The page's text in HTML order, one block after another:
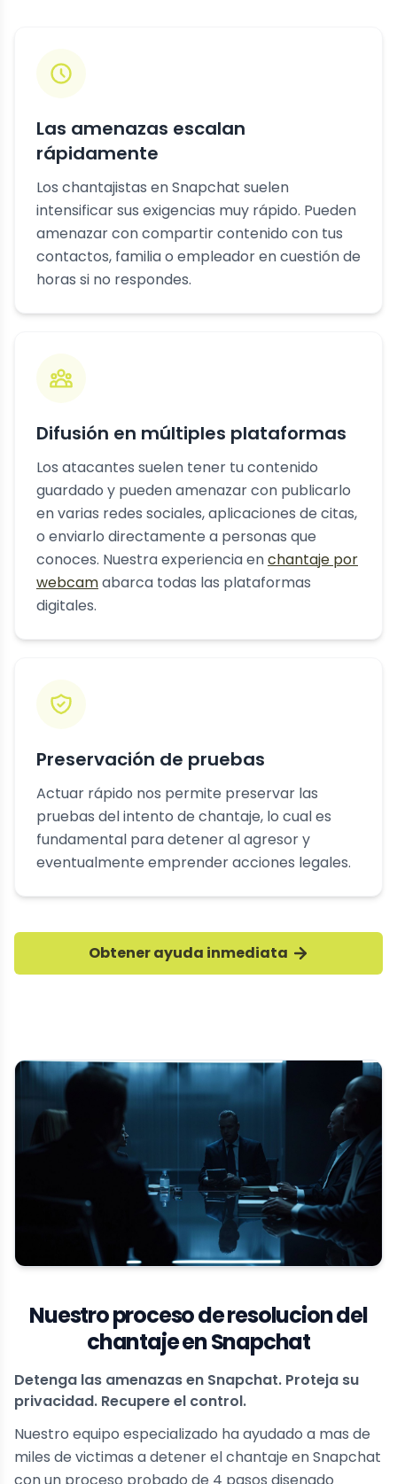
Las amenazas escalan
rápidamente
Los chantajistas en Snapchat suelen
intensificar sus exigencias muy rápido. Pueden
amenazar con compartir contenido con tus
contactos, familia o empleador en cuestión de
horas si no respondes.
Difusión en múltiples plataformas
Los atacantes suelen tener tu contenido
guardado y pueden amenazar con publicarlo
en varias redes sociales, aplicaciones de citas,
o enviarlo directamente a personas que
conoces. Nuestra experiencia enchantaje por
webcamabarca todas las plataformas
digitales.
Preservación de pruebas
Actuar rápido nos permite preservar las
pruebas del intento de chantaje, lo cual es
fundamental para detener al agresor y
eventualmente emprender acciones legales.
Obtener ayuda inmediata
Nuestro proceso de resolucion del
chantaje en Snapchat
Detenga las amenazas en Snapchat. Proteja su
privacidad. Recupere el control.
Nuestro equipo especializado ha ayudado a mas de
miles de victimas a detener el chantaje en Snapchat
con un proceso probado de 4 pasos disenado